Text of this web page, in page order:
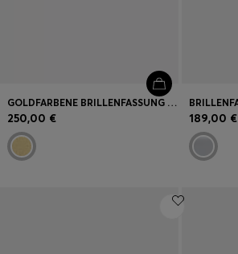
GOLDFARBENE BRILLENFASSUNG MIT RÖHRENFÖRMIGEN BÜGELN
250,00 € 189,00 €